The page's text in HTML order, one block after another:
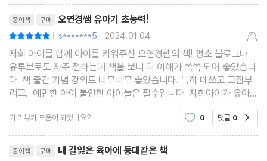
나는야 놀이 기획자
선택은 언제나 즐거워
나는 최적의 선택을 하는 아이야
3장 스스로 목표를 향해 나아가는 아이
1. 동기와 성취 목표 지향성
즐거워야 생기는 동기
한글을
종이책 구매 오연경쌤 유아기 초능력!
| s*******5 | 2024.01.04
저희 아이를 함께 아이를 키워주신 오연경쌤의 책! 평소 블로그나
유투브로도 자주 접하는데 책을 보니 더 이해가 쏙쏙 되어 좋았습니
다. 책 출간 기념 강의도 너무너무 좋았습니다. 특히 떼쓰고 고집부
리고.. 예민한 아이 불안한 아이들은 필수입니다. 저희아이가 유아기
졸업할 때까지 보고 또 보겠습니다. 좋은책 감사드려요♡ 앞으로도
더 다양한 책 부탁드립니다(예를 들면.........
이 리뷰가 도움이 되었나요? 0 댓글 0
종이책 구매 내 길잃은 육아에 등대같은 책